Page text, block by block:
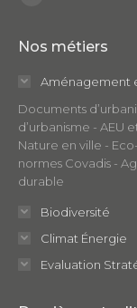
opens
window
Nos métiers
Aménagement
Documents
d’urbanisme - AEU
Nature en ville -
normes Covadis -
durable
Biodiversité
Climat Énergie
Evaluation